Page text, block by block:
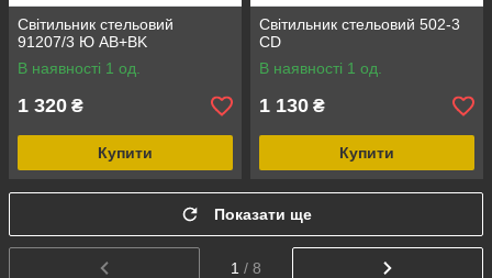
Світильник стельовий
91207/3 Ю AB+BK
В наявності 1 од.
1 320 ₴
Купити
Світильник стельовий 502-3
CD
В наявності 1 од.
1 130 ₴
Купити
Показати ще
1 / 8